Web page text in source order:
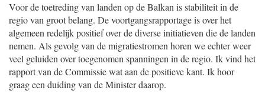
Voor de toetreding van landen op de Balkan is stabiliteit in de
regio van groot belang. De voortgangsrapportage is over het
algemeen redelijk positief over de diverse initiatieven die de landen
nemen. Als gevolg van de migratiestromen horen we echter weer
veel geluiden over toegenomen spanningen in de regio. Ik vind het
rapport van de Commissie wat aan de positieve kant. Ik hoor
graag een duiding van de Minister daarop.